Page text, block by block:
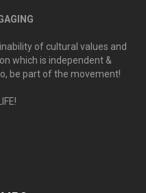
of cultural values and
which is independent &
be part of the movement!